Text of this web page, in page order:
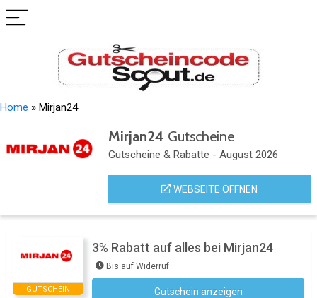
Home » Mirjan24
Mirjan24 Gutscheine
Gutscheine & Rabatte - August 2026
WEBSEITE ÖFFNEN
GUTSCHEIN
3% Rabatt auf alles bei Mirjan24
Bis auf Widerruf
Gutschein anzeigen